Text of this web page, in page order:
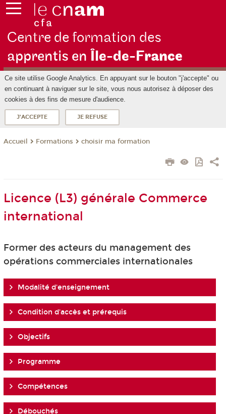
Centre de formation des
apprentis en Île-de-France
Ce site utilise Google Analytics. En appuyant sur le bouton "j'accepte" ou
en continuant à naviguer sur le site, vous nous autorisez à déposer des
cookies à des fins de mesure d'audience.
J'ACCEPTE JE REFUSE
Accueil Formations choisir ma formation
Licence (L3) générale Commerce
international
Former des acteurs du management des
opérations commerciales internationales
Modalité d'enseignement
Condition d'accès et prérequis
Objectifs
Programme
Compétences
Débouchés